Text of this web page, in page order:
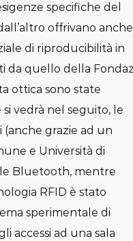
specifiche del
offrivano
di riproducibilità in
da quello della
ottica sono state
vedrà nel seguito, le
(anche grazie ad un
e Università di
Bluetooth, mentre
RFID è stato
sperimentale di
accessi ad una sala